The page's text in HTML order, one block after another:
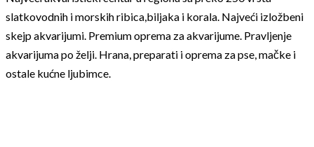
slatkovodnih i morskih ribica,biljaka i korala. Najveći izložbeni
skejp akvarijumi. Premium oprema za akvarijume. Pravljenje
akvarijuma po želji. Hrana, preparati i oprema za pse, mačke i
ostale kućne ljubimce.